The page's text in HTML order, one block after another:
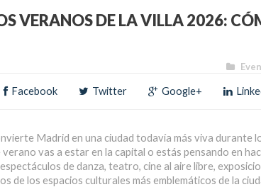
VERANOS DE LA VILLA 2026:
Facebook Twitter Google+
Madrid en una ciudad todavía más viva durante
verano vas a estar en la capital o estás pensando en
de danza, teatro, cine al aire libre,
de los espacios culturales más emblemáticos de la